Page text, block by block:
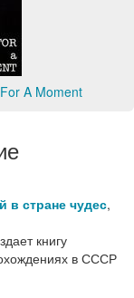
A Moment
в стране чудес,
книгу
в СССР